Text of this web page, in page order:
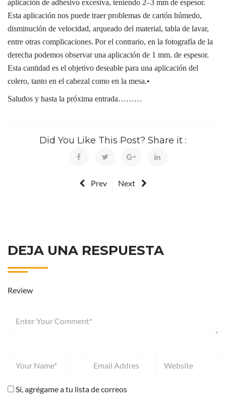
aplicación de adhesivo excesiva, teniendo 2–3 mm de espesor.
Esta aplicación nos puede traer problemas de cartón húmedo,
disminución de velocidad, arqueado del material, tabla de lavar,
entre otras complicaciones. Por el contrario, en la fotografía de la
derecha podemos observar una aplicación de 1 mm. de espesor.
Esta cantidad es el objetivo deseable para una aplicación del
colero, tanto en el cabezal como en la mesa.•
Saludos y hasta la próxima entrada………
Did You Like This Post? Share it :
Prev Next
DEJA UNA RESPUESTA
Review
Sí, agrégame a tu lista de correos